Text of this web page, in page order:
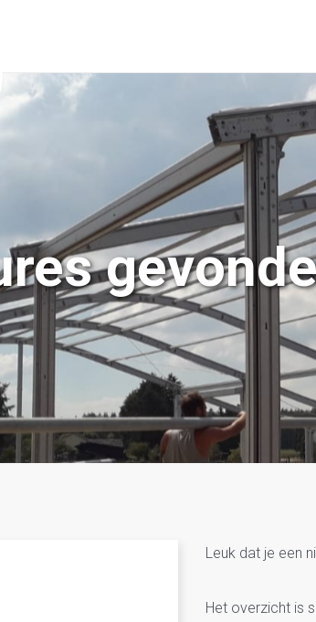
Leuk dat je een
Het overzicht is